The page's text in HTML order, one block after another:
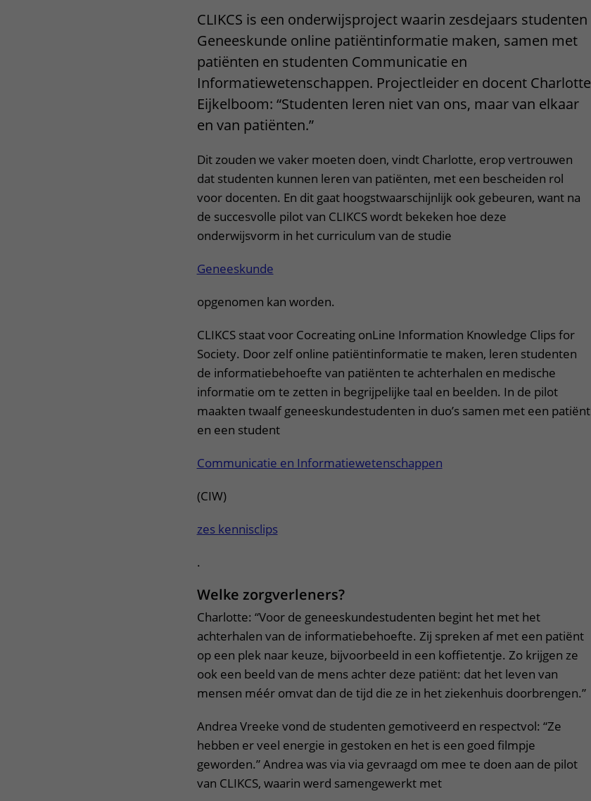
CLIKCS is een onderwijsproject waarin zesdejaars studenten
Geneeskunde online patiëntinformatie maken, samen met
patiënten en studenten Communicatie en
Informatiewetenschappen. Projectleider en docent Charlotte
Eijkelboom: “Studenten leren niet van ons, maar van elkaar
en van patiënten.”
Dit zouden we vaker moeten doen, vindt Charlotte, erop vertrouwen
dat studenten kunnen leren van patiënten, met een bescheiden rol
voor docenten. En dit gaat hoogstwaarschijnlijk ook gebeuren, want na
de succesvolle pilot van CLIKCS wordt bekeken hoe deze
onderwijsvorm in het curriculum van de studie
Geneeskunde
opgenomen kan worden.
CLIKCS staat voor Cocreating onLine Information Knowledge Clips for
Society. Door zelf online patiëntinformatie te maken, leren studenten
de informatiebehoefte van patiënten te achterhalen en medische
informatie om te zetten in begrijpelijke taal en beelden. In de pilot
maakten twaalf geneeskundestudenten in duo’s samen met een patiënt
en een student
Communicatie en Informatiewetenschappen
(CIW)
zes kennisclips
.
Welke zorgverleners?
Charlotte: “Voor de geneeskundestudenten begint het met het
achterhalen van de informatiebehoefte. Zij spreken af met een patiënt
op een plek naar keuze, bijvoorbeeld in een koffietentje. Zo krijgen ze
ook een beeld van de mens achter deze patiënt: dat het leven van
mensen méér omvat dan de tijd die ze in het ziekenhuis doorbrengen.”
Andrea Vreeke vond de studenten gemotiveerd en respectvol: “Ze
hebben er veel energie in gestoken en het is een goed filmpje
geworden.” Andrea was via via gevraagd om mee te doen aan de pilot
van CLIKCS, waarin werd samengewerkt met